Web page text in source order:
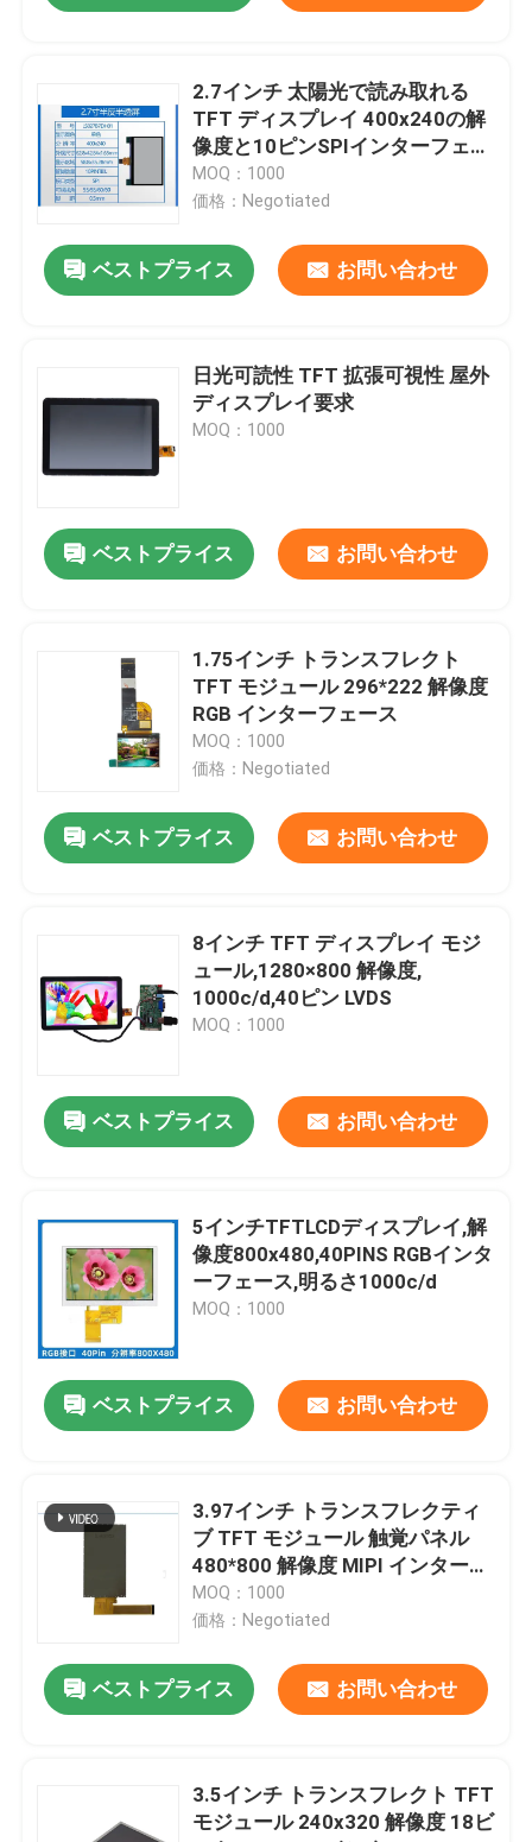
プロダクト
VRショー
工場旅行
私達に連絡しなさい
引用を要求しなさい
LCD TFTの表示
tftのカラー ディスプレイ
amoled表示モジュール
マイクロOLEDディスプレイ
スクウェア TFT ディスプレイ
2.7インチ 太陽光で読み取れる
TFT ディスプレイ 400x240の解
像度と10ピンSPIインターフェー
ス
MOQ：1000
価格：Negotiated
ベストプライス お問い合わせ
日光可読性 TFT 拡張可視性 屋外
ディスプレイ要求
MOQ：1000
ベストプライス お問い合わせ
1.75インチ トランスフレクト
TFT モジュール 296*222 解像度
RGB インターフェース
MOQ：1000
価格：Negotiated
ベストプライス お問い合わせ
8インチ TFT ディスプレイ モジ
ュール,1280×800 解像度,
1000c/d,40ピン LVDS
MOQ：1000
ベストプライス お問い合わせ
5インチTFTLCDディスプレイ,解
像度800x480,40PINS RGBインタ
ーフェース,明るさ1000c/d
MOQ：1000
ベストプライス お問い合わせ
3.97インチ トランスフレクティ
ブ TFT モジュール 触覚パネル
480*800 解像度 MIPI インターフ
ェース 150C/D
MOQ：1000
価格：Negotiated
ベストプライス お問い合わせ
3.5インチ トランスフレクト TFT
モジュール 240x320 解像度 18ビ